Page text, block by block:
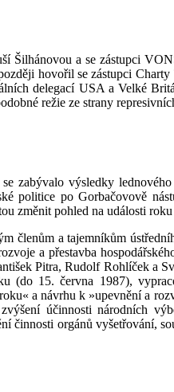
Šilhánovou a se zástupci
hovořil se zástupci
delegací USA a Velké
režie ze strany
zabývalo výsledky
politice po Gorbačovově
změnit pohled na události
členům a tajemníkům
a přestavba
Pitra, Rudolf Rohlíček a
(do 15. června 1987),
a návrhu k »upevnění a
účinnosti národních
činnosti orgánů vyšetřování,